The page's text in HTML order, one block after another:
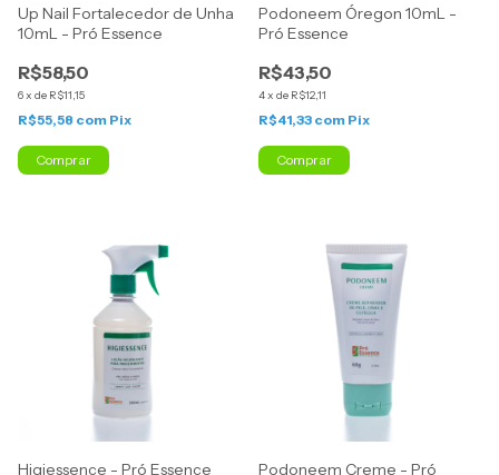
Up Nail Fortalecedor de Unha
10mL - Pró Essence
R$58,50
6x de R$11,15
R$55,58 com Pix
Podoneem Óregon 10mL -
Pró Essence
R$43,50
4x de R$12,11
R$41,33 com Pix
Higiessence - Pró Essence
Podoneem Creme - Pró